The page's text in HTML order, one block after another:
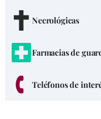
Necrológicas
Farmacias de
Teléfonos de